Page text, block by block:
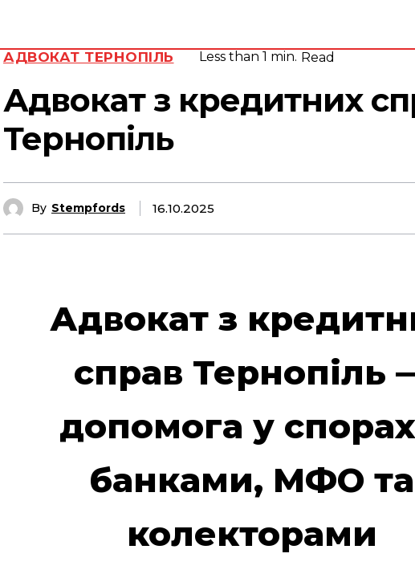
АДВОКАТ ТЕРНОПІЛЬ Less than 1 min. Read
Адвокат з кредитних
Тернопіль
By Stempfords 16.10.2025
Адвокат з
справ Тернопіль
допомога у
банками, МФО та
колекторами